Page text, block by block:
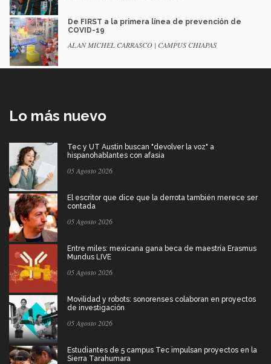
De FIRST a la primera línea de prevención de
COVID-19
ALAN MICHEL CARRASCO | CAMPUS CHIAPAS
Lo más nuevo
Tec y UT Austin buscan "devolver la voz" a
hispanohablantes con afasia
05 Agosto 2026
El escritor que dice que la derrota también merece ser
contada
05 Agosto 2026
Entre miles: mexicana gana beca de maestría Erasmus
Mundus LIVE
05 Agosto 2026
Movilidad y robots: sonorenses colaboran en proyectos
de investigación
05 Agosto 2026
Estudiantes de 5 campus Tec impulsan proyectos en la
Sierra Tarahumara